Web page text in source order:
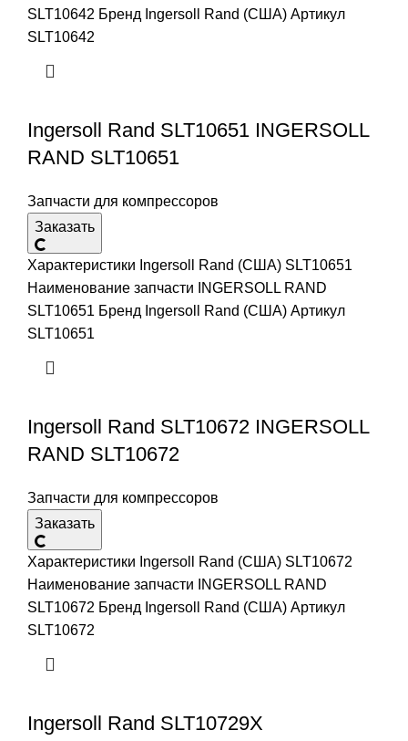
SLT10642 Бренд Ingersoll Rand (США) Артикул
SLT10642
Ingersoll Rand SLT10651 INGERSOLL
RAND SLT10651
Запчасти для компрессоров
Заказать
Характеристики Ingersoll Rand (США) SLT10651
Наименование запчасти INGERSOLL RAND
SLT10651 Бренд Ingersoll Rand (США) Артикул
SLT10651
Ingersoll Rand SLT10672 INGERSOLL
RAND SLT10672
Запчасти для компрессоров
Заказать
Характеристики Ingersoll Rand (США) SLT10672
Наименование запчасти INGERSOLL RAND
SLT10672 Бренд Ingersoll Rand (США) Артикул
SLT10672
Ingersoll Rand SLT10729X